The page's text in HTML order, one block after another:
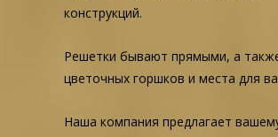
конструкций.
Решетки бывают прямыми, а
цветочных горшков и места для
Наша компания предлагает